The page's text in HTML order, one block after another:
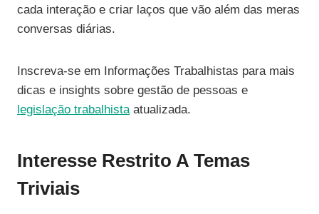
cada interação e criar laços que vão além das meras
conversas diárias.
Inscreva-se em Informações Trabalhistas para mais
dicas e insights sobre gestão de pessoas e
legislação trabalhistaatualizada.
Interesse Restrito A Temas
Triviais